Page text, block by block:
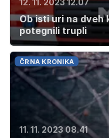
12. 11. 2023 12.07
Ob isti uri na dveh
potegnili trupli
ČRNA KRONIKA
11. 11. 2023 08.41